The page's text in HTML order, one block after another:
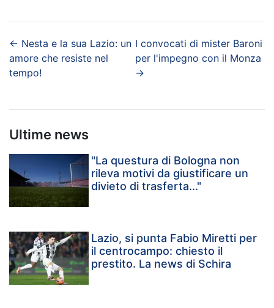
← Nesta e la sua Lazio: un
amore che resiste nel
tempo!
I convocati di mister Baroni
per l'impegno con il Monza
→
Ultime news
"La questura di Bologna non
rileva motivi da giustificare un
divieto di trasferta..."
Lazio, si punta Fabio Miretti per
il centrocampo: chiesto il
prestito. La news di Schira